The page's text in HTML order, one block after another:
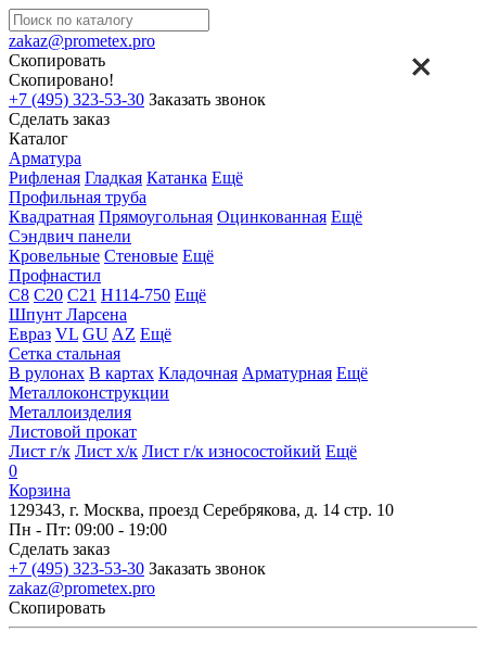
zakaz@prometex.pro
Скопировать
Скопировано!
+7 (495) 323-53-30 Заказать звонок
Сделать заказ
Каталог
Арматура
Рифленая Гладкая Катанка Ещё
Профильная труба
Квадратная Прямоугольная Оцинкованная Ещё
Сэндвич панели
Кровельные Стеновые Ещё
Профнастил
С8 С20 С21 Н114-750 Ещё
Шпунт Ларсена
Евраз VL GU AZ Ещё
Сетка стальная
В рулонах В картах Кладочная Арматурная Ещё
Металлоконструкции
Металлоизделия
Листовой прокат
Лист г/к Лист х/к Лист г/к износостойкий Ещё
0
Корзина
129343, г. Москва, проезд Серебрякова, д. 14 стр. 10
Пн - Пт: 09:00 - 19:00
Сделать заказ
+7 (495) 323-53-30 Заказать звонок
zakaz@prometex.pro
Скопировать